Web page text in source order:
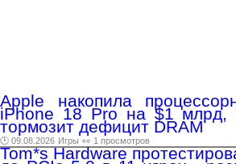
Apple накопила
iPhone 18 Pro на $1 млрд,
тормозит дефицит DRAM
🕑 09.08.2026 Игры 👀 1 просмотров
Tom*s Hardware